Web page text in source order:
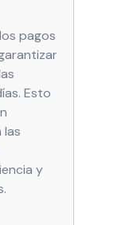
pagos
Esto
las
y